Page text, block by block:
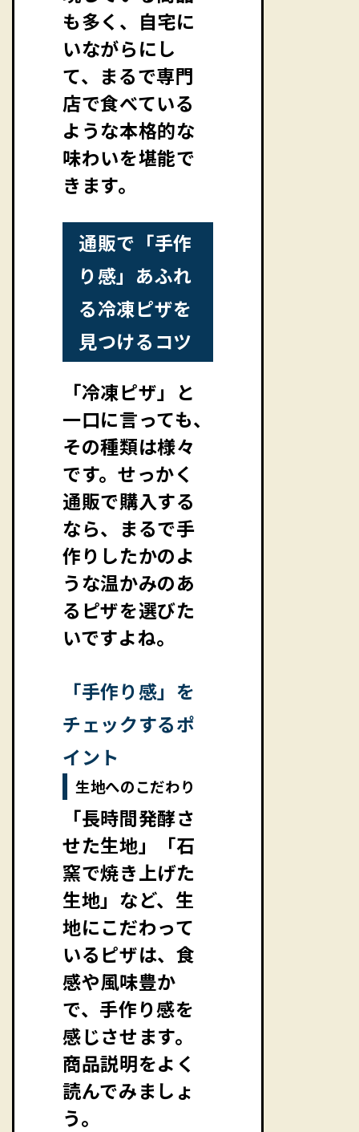
も多く、自宅に
いながらにし
て、まるで専門
店で食べている
ような本格的な
味わいを堪能で
きます。
通販で「手作
り感」あふれ
る冷凍ピザを
見つけるコツ
「冷凍ピザ」と
一口に言っても、
その種類は様々
です。せっかく
通販で購入する
なら、まるで手
作りしたかのよ
うな温かみのあ
るピザを選びた
いですよね。
「手作り感」を
チェックするポ
イント
生地へのこだわり
「長時間発酵さ
せた生地」「石
窯で焼き上げた
生地」など、生
地にこだわって
いるピザは、食
感や風味豊か
で、手作り感を
感じさせます。
商品説明をよく
読んでみましょ
う。